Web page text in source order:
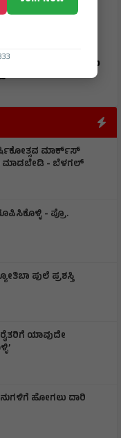
ಪಿಎಸ್‌ಐ ಸೇರಿ
ಅಮಾನತ್ತು ಮಾಡಲು
ಮಾರ್ಕ್‌ಸ್‌
ಮಾಡಬೇಡಿ - ಬೆಳಗಲ್
- ಪ್ರೊ.
ಪುಲೆ ಪ್ರಶಸ್ತಿ
ಯಾವುದೇ
ಹೋಗಲು ದಾರಿ